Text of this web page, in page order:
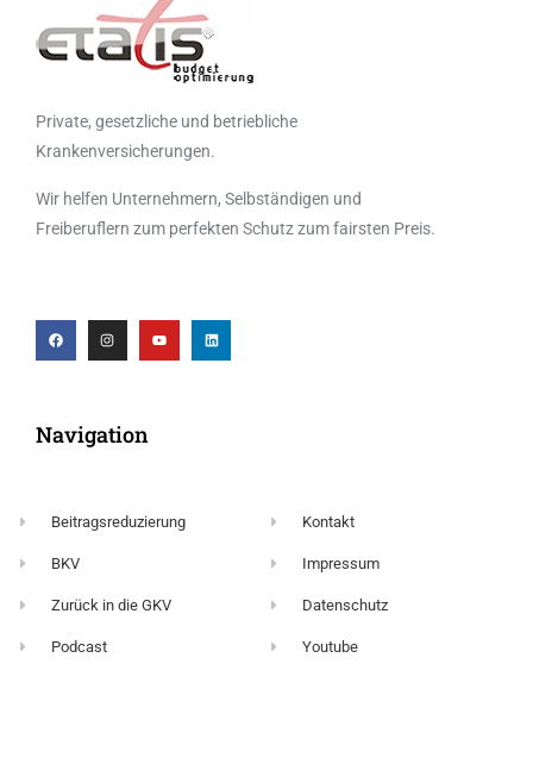
Private, gesetzliche und betriebliche
Krankenversicherungen.
Wir helfen Unternehmern, Selbständigen und
Freiberuflern zum perfekten Schutz zum fairsten Preis.
Navigation
Beitragsreduzierung
BKV
Zurück in die GKV
Podcast
Kontakt
Impressum
Datenschutz
Youtube